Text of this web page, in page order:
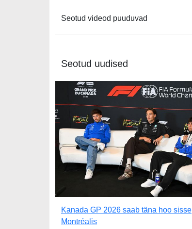
Seotud videod puuduvad
Seotud uudised
Kanada GP 2026 saab täna hoo sisse
Montréalis